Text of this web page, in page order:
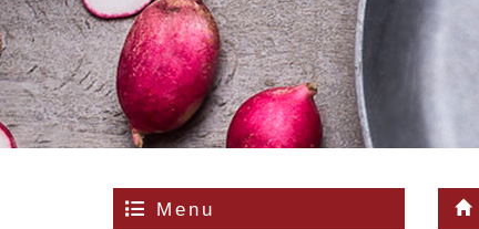
Menu